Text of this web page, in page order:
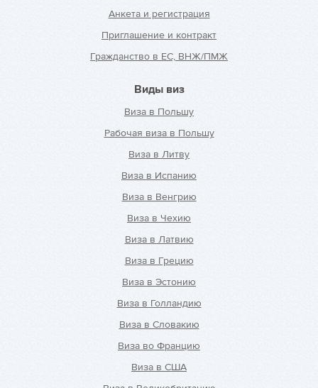
Анкета и регистрация
Приглашение и контракт
Гражданство в ЕС, ВНЖ/ПМЖ
Виды виз
Виза в Польшу
Рабочая виза в Польшу
Виза в Литву
Виза в Испанию
Виза в Венгрию
Виза в Чехию
Виза в Латвию
Виза в Грецию
Виза в Эстонию
Виза в Голландию
Виза в Словакию
Виза во Францию
Виза в США